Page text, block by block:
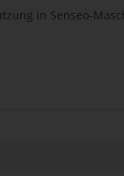
in Senseo-